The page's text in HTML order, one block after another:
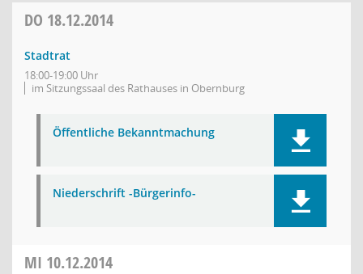
DO 18.12.2014
Stadtrat
18:00-19:00 Uhr
im Sitzungssaal des Rathauses in Obernburg
Öffentliche Bekanntmachung
Niederschrift -Bürgerinfo-
MI 10.12.2014